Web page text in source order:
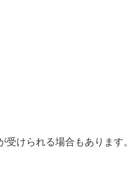
受けられる場合もあります。